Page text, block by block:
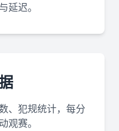
延迟。
、犯规统计，每分
观赛。